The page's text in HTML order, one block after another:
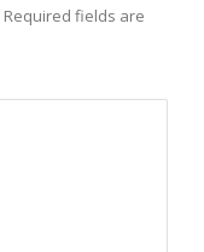
Required fields are